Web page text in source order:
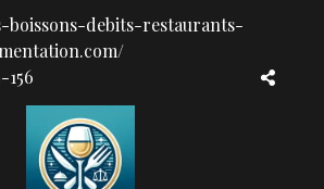
boissons-debits-restaurants-
156